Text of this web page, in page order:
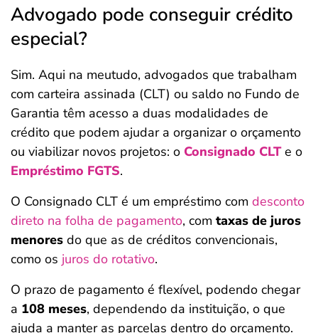
Advogado pode conseguir crédito
especial?
Sim. Aqui na meutudo, advogados que trabalham
com carteira assinada (CLT) ou saldo no Fundo de
Garantia têm acesso a duas modalidades de
crédito que podem ajudar a organizar o orçamento
ou viabilizar novos projetos: o Consignado CLTe o
Empréstimo FGTS.
O Consignado CLT é um empréstimo com desconto
direto na folha de pagamento, com taxas de juros
menores do que as de créditos convencionais,
como os juros do rotativo.
O prazo de pagamento é flexível, podendo chegar
a 108 meses, dependendo da instituição, o que
ajuda a manter as parcelas dentro do orçamento.